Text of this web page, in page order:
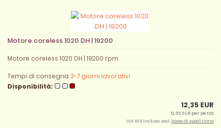
Motore coreless 1020 DH | 19200
Motore coreless 1020 DH | 19200 rpm
Tempi di consegna:3-7 giorni lavorativi
Disponibilità:
12,35 EUR
12,35 EUR per pezzo
IVA 19 % inclusa. escl.Spese di spedizione